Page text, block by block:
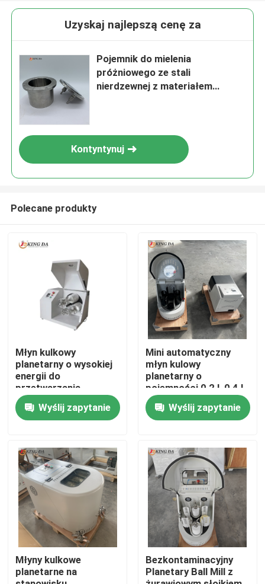
Dom
Produkty
O nas
Uzyskaj najlepszą cenę za
Pojemnik do mielenia
próżniowego ze stali
nierdzewnej z materiałem
Kontyntynuj
Polecane produkty
Młyn kulkowy
planetarny o wysokiej
energii do
przetwarzania
materiałów
laboratoryjnych do
szlifowania ultrafinego
Wyślij zapytanie
Mini automatyczny
młyn kulowy
planetarny o
pojemności 0,2 l, 0,4 l
do przygotowywania
nano proszków
Zaawansowane
Wyślij zapytanie
Młyny kulkowe
planetarne na
Bezkontaminacyjny
Planetary Ball Mill z